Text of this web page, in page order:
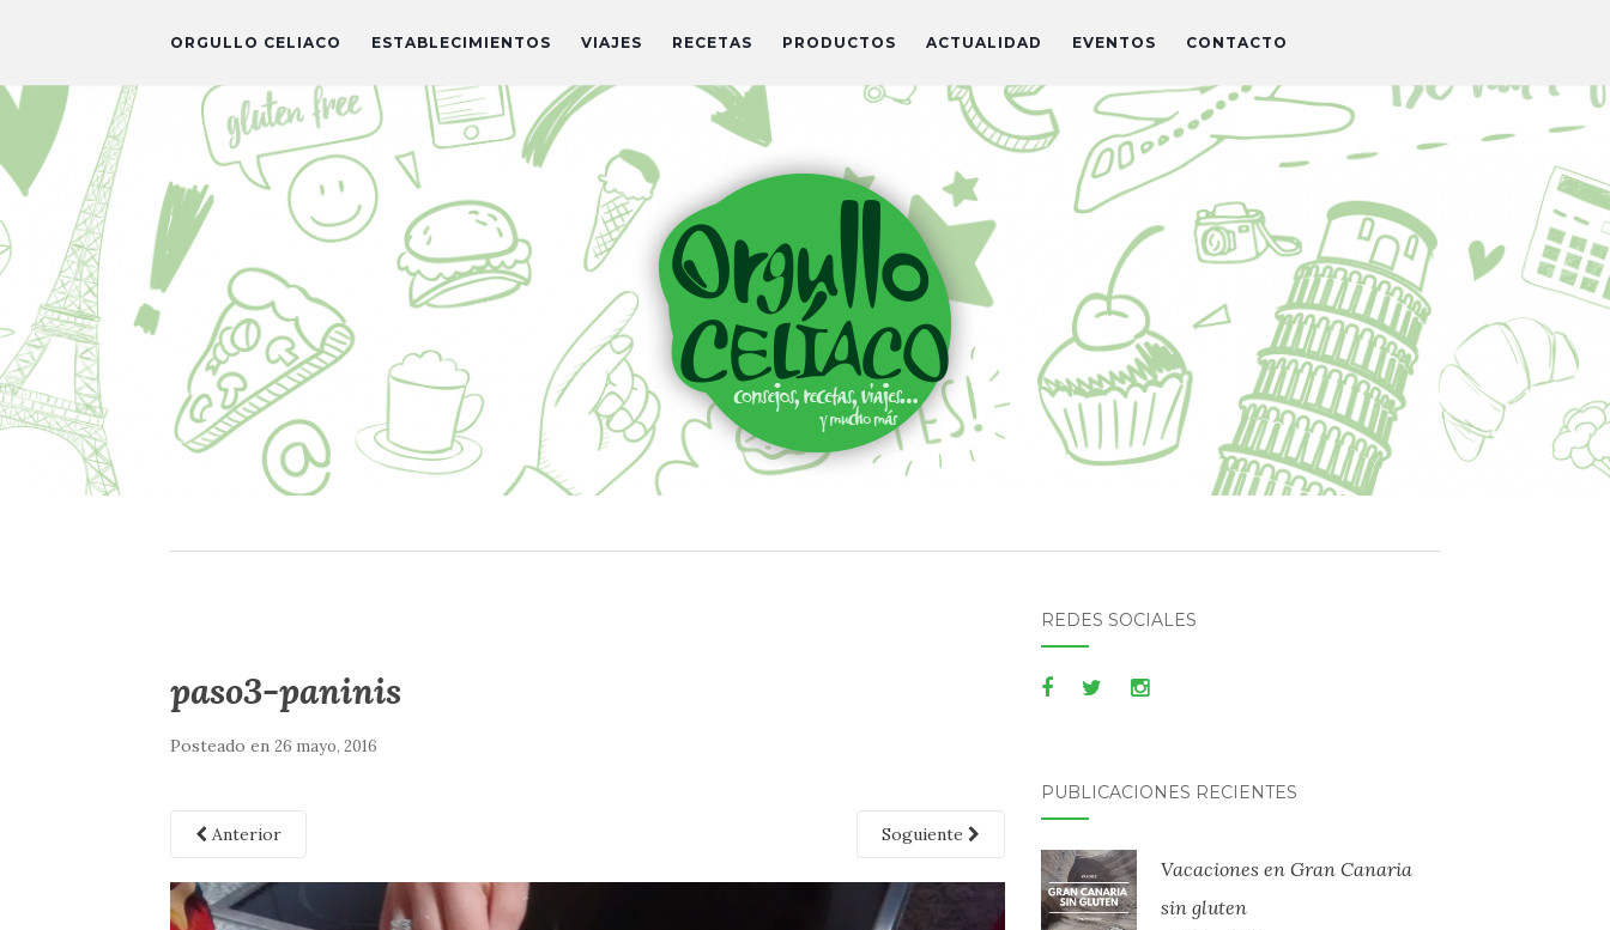
ORGULLO CELIACO ESTABLECIMIENTOS VIAJES RECETAS PRODUCTOS ACTUALIDAD EVENTOS CONTACTO
paso3-paninis
Posteado en 26 mayo, 2016
Anterior Soguiente
REDES SOCIALES
PUBLICACIONES RECIENTES
Vacaciones en Gran Canaria
sin gluten